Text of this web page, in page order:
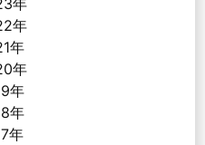
年
年
年
年
年
年
年